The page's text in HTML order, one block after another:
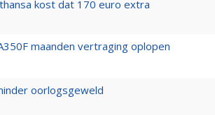
kost dat 170 euro extra
maanden vertraging oplopen
oorlogsgeweld